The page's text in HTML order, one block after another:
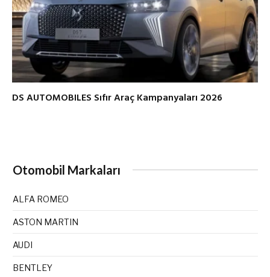
DS AUTOMOBILES Sıfır Araç Kampanyaları 2026
Otomobil Markaları
ALFA ROMEO
ASTON MARTIN
AUDI
BENTLEY